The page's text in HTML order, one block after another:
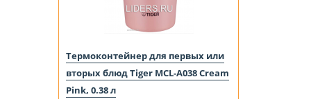
Термоконтейнер для первых или
вторых блюд Tiger MCL-A038 Cream
Pink, 0.38 л